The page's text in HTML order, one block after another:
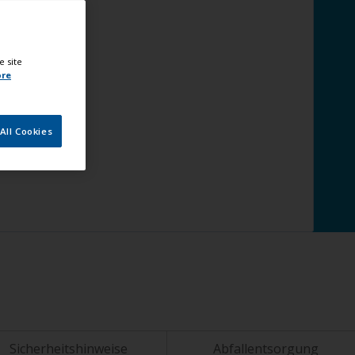
Sicherheitshinweise Abfallentsorgung
site
Cookies